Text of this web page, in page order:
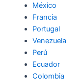
México
Francia
Portugal
Venezuela
Perú
Ecuador
Colombia